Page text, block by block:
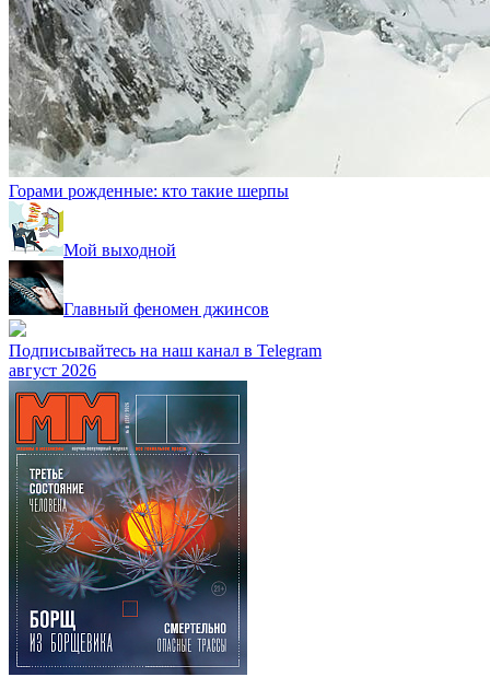
Горами рожденные: кто такие шерпы
Мой выходной
Главный феномен джинсов
Подписывайтесь на наш канал в Telegram
август 2026